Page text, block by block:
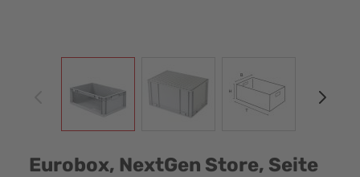
Eurobox, NextGen Store, Seite